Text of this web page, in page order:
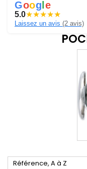
Goog e
5.0★★★★★
Laissez un avis (2 avis)
Référence, A à Z